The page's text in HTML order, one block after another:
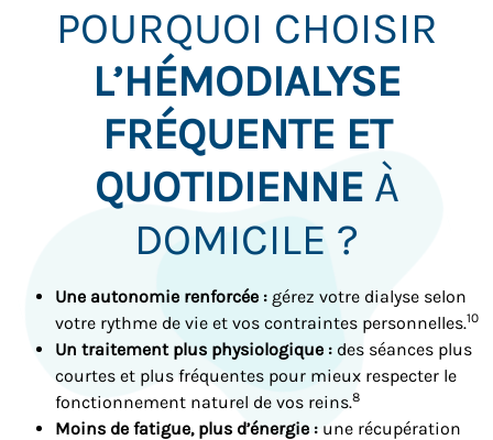
POURQUOI CHOISIR
L’HÉMODIALYSE
FRÉQUENTE ET
QUOTIDIENNEÀ
DOMICILE ?
Une autonomie renforcée : gérez votre dialyse selon
votre rythme de vie et vos contraintes personnelles.10
Un traitement plus physiologique : des séances plus
courtes et plus fréquentes pour mieux respecter le
fonctionnement naturel de vos reins.8
Moins de fatigue, plus d’énergie : une récupération